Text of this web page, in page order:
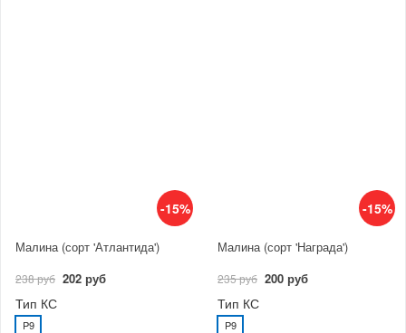
-15%
Малина (сорт 'Атлантида')
238 руб 202 руб
Тип КС
P9
-15%
Малина (сорт 'Награда')
235 руб 200 руб
Тип КС
P9